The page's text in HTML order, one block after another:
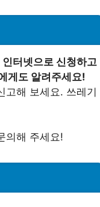
인터넷으로 신청하고
게도 알려주세요!
고해 보세요. 쓰레기
의해 주세요!